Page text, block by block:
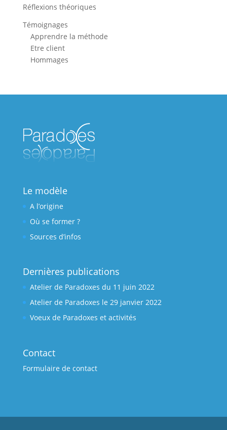
Réflexions théoriques
Témoignages
Apprendre la méthode
Etre client
Hommages
Le modèle
A l’origine
Où se former ?
Sources d’infos
Dernières publications
Atelier de Paradoxes du 11 juin 2022
Atelier de Paradoxes le 29 janvier 2022
Voeux de Paradoxes et activités
Contact
Formulaire de contact